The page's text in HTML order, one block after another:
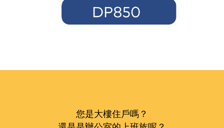
您是大樓住戶嗎？